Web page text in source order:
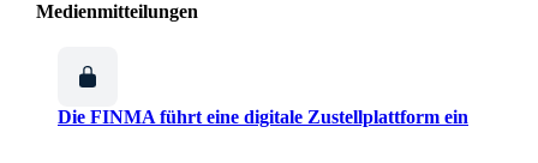
Medienmitteilungen
Die FINMA führt eine digitale Zustellplattform ein